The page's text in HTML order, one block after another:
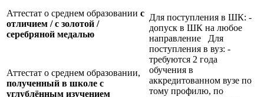
Аттестат о среднем образовании с
отличием / с золотой /
серебряной медалью
Для поступления в ШК: -
допуск в ШК на любое
направление Для
поступления в вуз: -
требуются 2 года
обучения в
аккредитованном вузе по
тому профилю, по
Аттестат о среднем образовании,
полученный в школе с
углублённым изучением